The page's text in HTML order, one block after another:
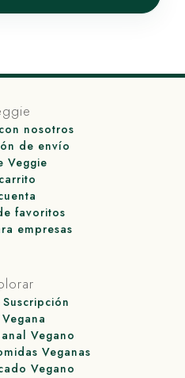
nosotros
de envío
Veggie
favoritos
empresas
Vegano
Veganas
Vegano